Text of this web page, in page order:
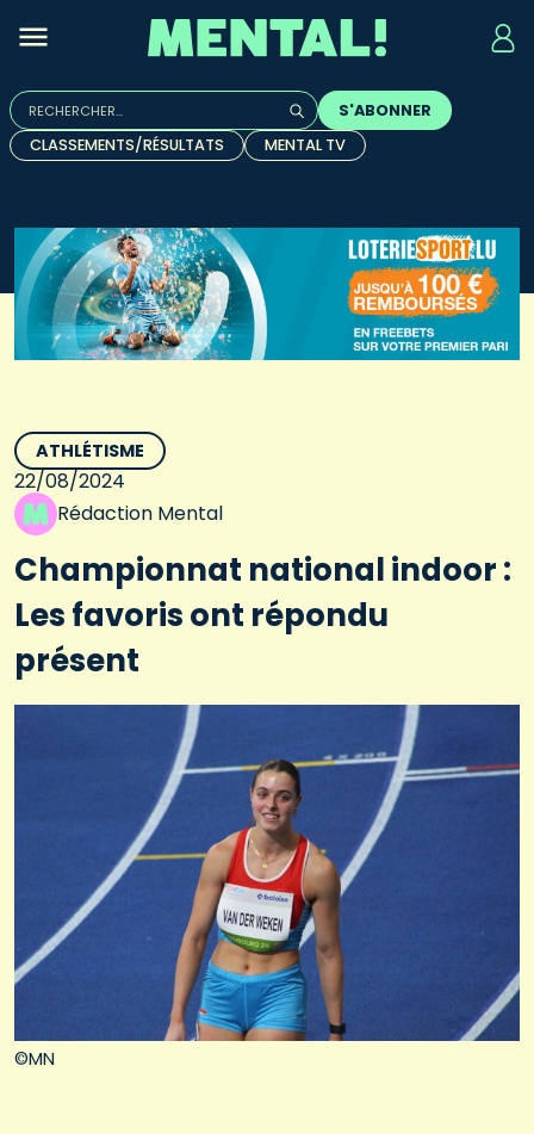
Rechercher :
Quand les résultats de l'auto-complétion sont
S'ABONNER
CLASSEMENTS/RÉSULTATS
MENTAL TV
©MN
ATHLÉTISME
22/08/2024
Rédaction Mental
Championnat national indoor :
Les favoris ont répondu
présent